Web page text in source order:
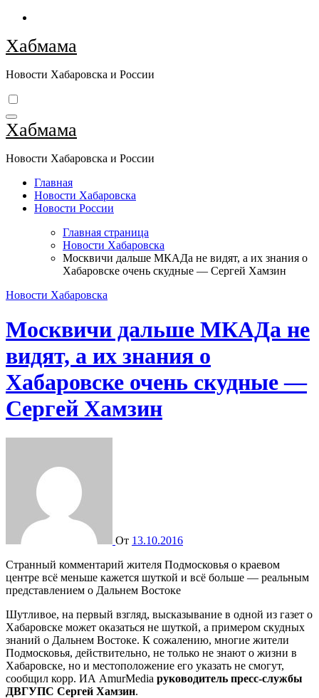
Перейти
содержимому
Хабмама
Новости Хабаровска и России
Хабмама
Новости Хабаровска и России
Главная
Новости Хабаровска
Новости России
Главная страница
Новости Хабаровска
Москвичи дальше МКАДа не видят, а их знания о
Хабаровске очень скудные — Сергей Хамзин
Новости Хабаровска
Москвичи дальше МКАДа не
видят, а их знания о
Хабаровске очень скудные —
Сергей Хамзин
От 13.10.2016
Странный комментарий жителя Подмосковья о краевом
центре всё меньше кажется шуткой и всё больше — реальным
представлением о Дальнем Востоке
Шутливое, на первый взгляд, высказывание в одной из газет о
Хабаровске может оказаться не шуткой, а примером скудных
знаний о Дальнем Востоке. К сожалению, многие жители
Подмосковья, действительно, не только не знают о жизни в
Хабаровске, но и местоположение его указать не смогут,
сообщил корр. ИА AmurMedia руководитель пресс-службы
ДВГУПС Сергей Хамзин.